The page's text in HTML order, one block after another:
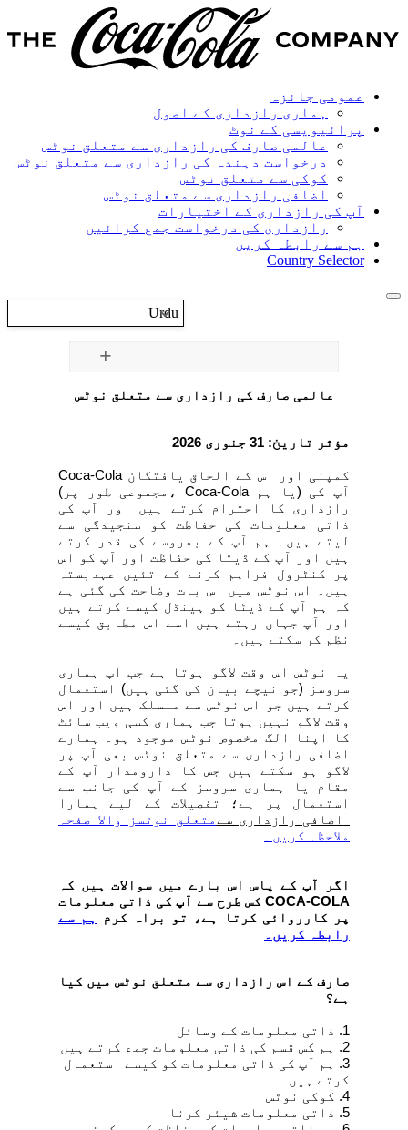
عمومی جائزہ
ہماری رازداری کے اصول
پرائیویسی کے نوٹ
عالمی صارف کی رازداری سے متعلق نوٹس
درخواست دہندہ کی رازداری سے متعلق نوٹس
کوکی سے متعلق نوٹس
اضافی رازداری سے متعلق نوٹس
آپ کی رازداری کے اختیارات
رازداری کی درخواست جمع کرائیں
ہم سے رابطہ کریں
Country Selector
Urdu
عالمی صارف کی رازداری سے متعلق نوٹس
مؤثر تاریخ: 31 جنوری 2026
Coca-Cola کمپنی اور اس کے الحاق یافتگان
(مجموعی طور پر، Coca-Cola یا ہم) آپ کی
رازداری کا احترام کرتے ہیں اور آپ کی
ذاتی معلومات کی حفاظت کو سنجیدگی سے
لیتے ہیں۔ ہم آپ کے بھروسے کی قدر کرتے
ہیں اور آپ کے ڈیٹا کی حفاظت اور آپ کو اس
پر کنٹرول فراہم کرنے کے تئیں عہدبستہ
ہیں۔ اس نوٹس میں اس بات وضاحت کی گئی ہے
کہ ہم آپ کے ڈیٹا کو ہینڈل کیسے کرتے ہیں
اور آپ جہاں رہتے ہیں اسے اس مطابق کیسے
نظم کر سکتے ہیں۔
یہ نوٹس اس وقت لاگو ہوتا ہے جب آپ ہماری
سروسز (جو نیچے بیان کی گئی ہیں) استعمال
کرتے ہیں جو اس نوٹس سے منسلک ہیں اور اس
وقت لاگو نہیں ہوتا جب ہماری کسی ویب سائٹ
کا اپنا الگ مخصوص نوٹس موجود ہو۔ ہمارے
اضافی رازداری سے متعلق نوٹس بھی آپ پر
لاگو ہو سکتے ہیں جس کا دارومدار آپ کے
مقام یا ہماری سروسز کے آپ کی جانب سے
استعمال پر ہے؛ تفصیلات کے لیے ہمارا
متعلق نوٹسز والا صفحہ
ملاحظہ کریں۔
اگر آپ کے پاس اس بارے میں سوالات ہیں کہ
COCA-COLA کس طرح سے آپ کی ذاتی معلومات
پر کارروائی کرتا ہے، تو براہ کرم
ہم سے
رابطہ کریں۔
صارف کے اس رازداری سے متعلق نوٹس میں کیا
ہے؟
1. ذاتی معلومات کے وسائل
2. ہم کس قسم کی ذاتی معلومات جمع کرتے ہیں
3. ہم آپ کی ذاتی معلومات کو کیسے استعمال
کرتے ہیں
4. کوکی نوٹس
5. ذاتی معلومات شیئر کرنا